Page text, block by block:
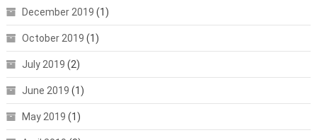
December 2019 (1)
October 2019 (1)
July 2019 (2)
June 2019 (1)
May 2019 (1)